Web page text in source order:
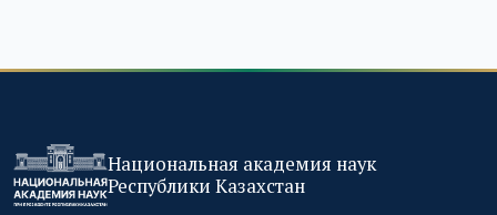
Национальная академия наук
Республики Казахстан